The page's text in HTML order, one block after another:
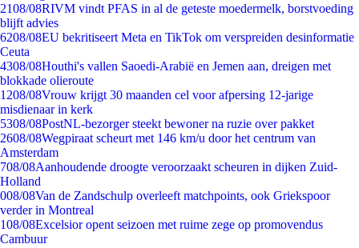
2108/08RIVM vindt PFAS in al de geteste moedermelk, borstvoeding
blijft advies
6208/08EU bekritiseert Meta en TikTok om verspreiden desinformatie
Ceuta
4308/08Houthi's vallen Saoedi-Arabië en Jemen aan, dreigen met
blokkade olieroute
1208/08Vrouw krijgt 30 maanden cel voor afpersing 12-jarige
misdienaar in kerk
5308/08PostNL-bezorger steekt bewoner na ruzie over pakket
2608/08Wegpiraat scheurt met 146 km/u door het centrum van
Amsterdam
708/08Aanhoudende droogte veroorzaakt scheuren in dijken Zuid-
Holland
008/08Van de Zandschulp overleeft matchpoints, ook Griekspoor
verder in Montreal
108/08Excelsior opent seizoen met ruime zege op promovendus
Cambuur